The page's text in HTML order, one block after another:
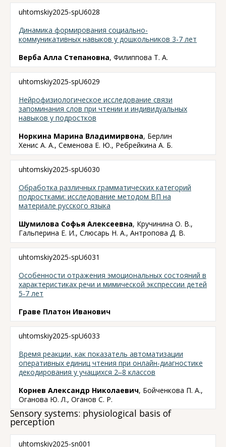
uhtomskiy2025-spU6028
Динамика формирования социально-
коммуникативных навыков у дошкольников 3-7 лет
Верба Алла Степановна, Филиппова Т. А.
uhtomskiy2025-spU6029
Нейрофизиологическое исследование связи
запоминания слов при чтении и индивидуальных
навыков у подростков
Норкина Марина Владимирвона, Берлин
Хенис А. А., Семенова Е. Ю., Ребрейкина А. Б.
uhtomskiy2025-spU6030
Обработка различных грамматических категорий
подростками: исследование методом ВП на
материале русского языка
Шумилова Софья Алексеевна, Кручинина О. В.,
Гальперина Е. И., Слюсарь Н. А., Антропова Д. В.
uhtomskiy2025-spU6031
Особенности отражения эмоциональных состояний в
характеристиках речи и мимической экспрессии детей
5-7 лет
Граве Платон Иванович
uhtomskiy2025-spU6033
Время реакции, как показатель автоматизации
оперативных единиц чтения при онлайн-диагностике
декодирования у учащихся 2‒8 классов
Корнев Александр Николаевич, Бойченкова П. А.,
Оганова Ю. Л., Оганов С. Р.
Sensory systems: physiological basis of
perception
uhtomskiy2025-sn001